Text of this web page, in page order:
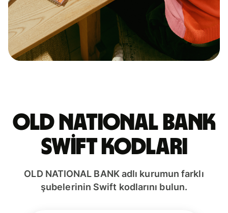
OLD NATIONAL BANK
Swift kodları
OLD NATIONAL BANK adlı kurumun farklı
şubelerinin Swift kodlarını bulun.